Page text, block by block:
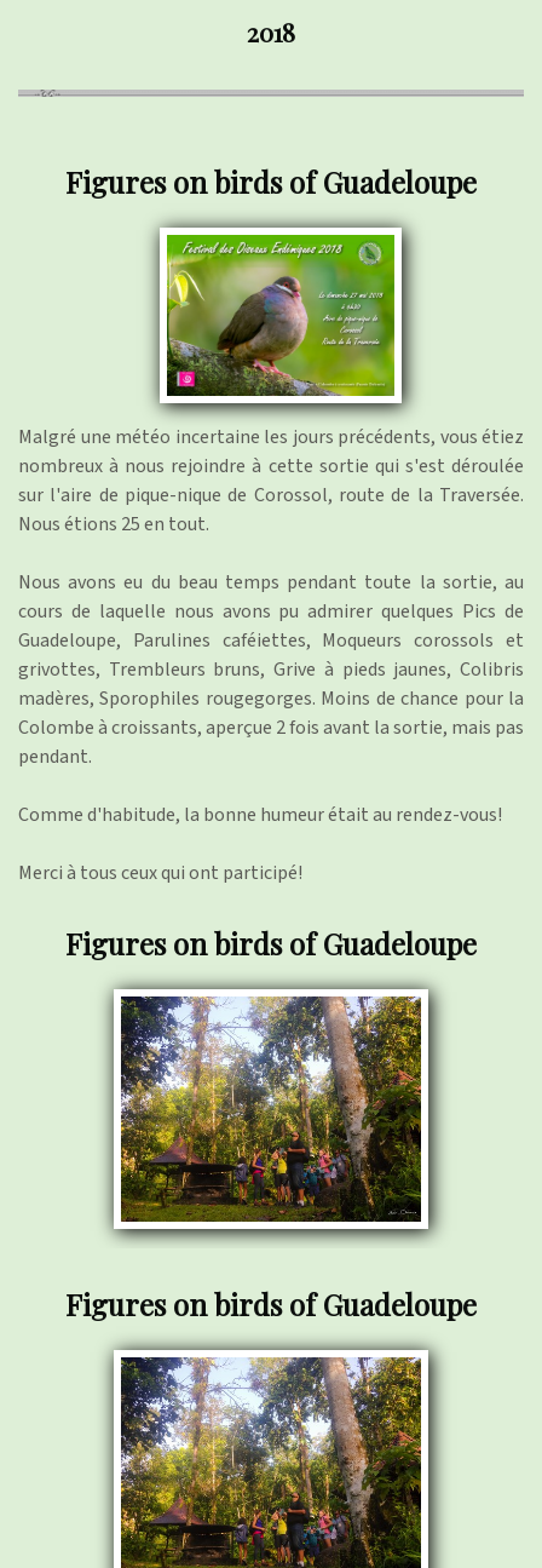
2018
Figures on birds of Guadeloupe
Malgré une météo incertaine les jours précédents, vous étiez
nombreux à nous rejoindre à cette sortie qui s'est déroulée
sur l'aire de pique-nique de Corossol, route de la Traversée.
Nous étions 25 en tout.
Nous avons eu du beau temps pendant toute la sortie, au
cours de laquelle nous avons pu admirer quelques Pics de
Guadeloupe, Parulines caféiettes, Moqueurs corossols et
grivottes, Trembleurs bruns, Grive à pieds jaunes, Colibris
madères, Sporophiles rougegorges. Moins de chance pour la
Colombe à croissants, aperçue 2 fois avant la sortie, mais pas
pendant.
Comme d'habitude, la bonne humeur était au rendez-vous!
Merci à tous ceux qui ont participé!
Figures on birds of Guadeloupe
Figures on birds of Guadeloupe